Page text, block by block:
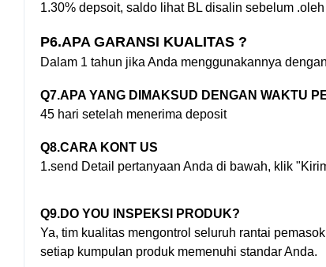
1.30% depsoit, saldo lihat BL disalin sebelum
P6.APA GARANSI KUALITAS ?
Dalam 1 tahun jika Anda menggunakannya
Q7.APA YANG DIMAKSUD DENGAN WAKTU
45 hari setelah menerima deposit
Q8.CARA KONT US
1.send Detail pertanyaan Anda di bawah, klik
Q9.DO YOU INSPEKSI PRODUK?
Ya, tim kualitas mengontrol seluruh rantai
setiap kumpulan produk memenuhi standar Anda.